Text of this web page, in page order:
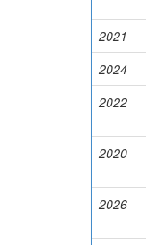
2021
2024
2022
2020
2026